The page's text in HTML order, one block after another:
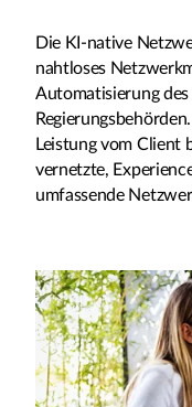
Die KI-native
nahtloses
Automatisierung des
Leistung vom Client
vernetzte,
umfassende